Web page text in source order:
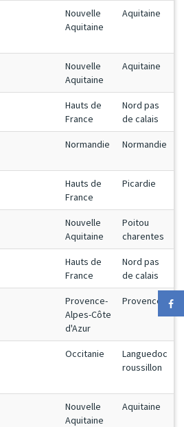
Nouvelle
Aquitaine
Aquitaine
Nouvelle
Aquitaine
Aquitaine
Hauts de
France
Nord pas
de calais
Normandie Normandie
Hauts de
France
Picardie
Nouvelle
Aquitaine
Poitou
charentes
Hauts de
France
Nord pas
de calais
Provence-
Alpes-Côte
d'Azur
Provence
Occitanie
Languedoc
roussillon
Nouvelle
Aquitaine
Aquitaine